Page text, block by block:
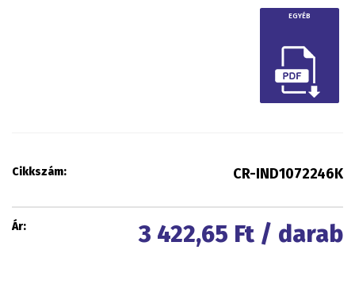
EGYÉB
Cikkszám: CR-IND1072246K
Ár: 3 422,65 Ft / darab